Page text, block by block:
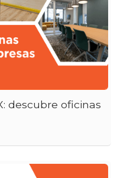
descubre oficinas